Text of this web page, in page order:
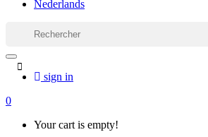
Nederlands
sign in
0
Your cart is empty!